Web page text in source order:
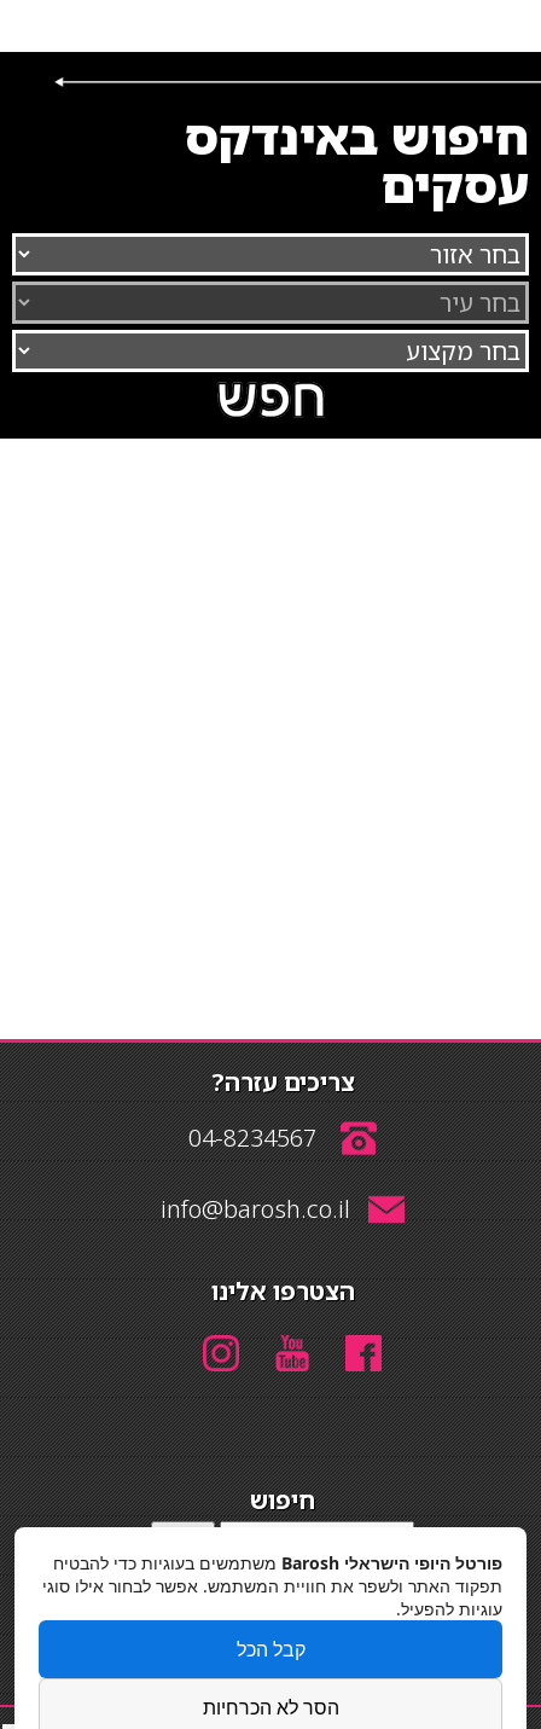
חיפוש באינדקס
עסקים
צריכים עזרה?
04-8234567
info@barosh.co.il
הצטרפו אלינו
חיפוש
מדיניות פרטיות
פורטל היופי הישראלי Barosh
משתמשים בעוגיות כדי להבטיח
תפקוד האתר ולשפר את חוויית המשתמש. אפשר לבחור אילו סוגי
עוגיות להפעיל.
קבל הכל
הסר לא הכרחיות